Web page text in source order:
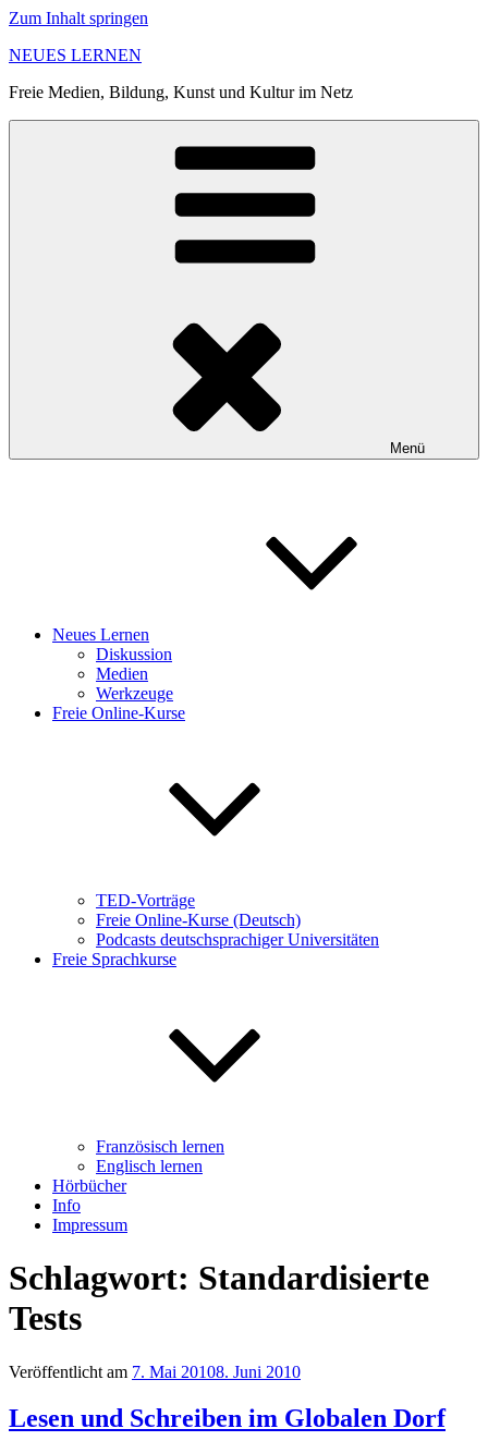
Zum Inhalt springen
NEUES LERNEN
Freie Medien, Bildung, Kunst und Kultur im Netz
Menü
Neues Lernen
Diskussion
Medien
Werkzeuge
Freie Online-Kurse
TED-Vorträge
Freie Online-Kurse (Deutsch)
Podcasts deutschsprachiger Universitäten
Freie Sprachkurse
Französisch lernen
Englisch lernen
Hörbücher
Info
Impressum
Schlagwort: Standardisierte
Tests
Veröffentlicht am 7. Mai 20108. Juni 2010
Lesen und Schreiben im Globalen Dorf